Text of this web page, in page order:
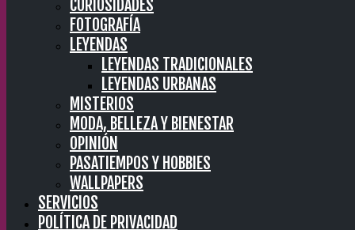
CURIOSIDADES
FOTOGRAFÍA
LEYENDAS
LEYENDAS TRADICIONALES
LEYENDAS URBANAS
MISTERIOS
MODA, BELLEZA Y BIENESTAR
OPINIÓN
PASATIEMPOS Y HOBBIES
WALLPAPERS
SERVICIOS
POLÍTICA DE PRIVACIDAD